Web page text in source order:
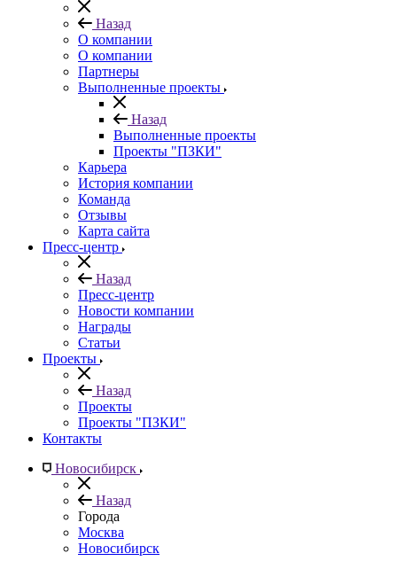
Назад
О компании
О компании
Партнеры
Выполненные проекты
Назад
Выполненные проекты
Проекты "ПЗКИ"
Карьера
История компании
Команда
Отзывы
Карта сайта
Пресс-центр
Назад
Пресс-центр
Новости компании
Награды
Статьи
Проекты
Назад
Проекты
Проекты "ПЗКИ"
Контакты
Новосибирск
Назад
Города
Москва
Новосибирск